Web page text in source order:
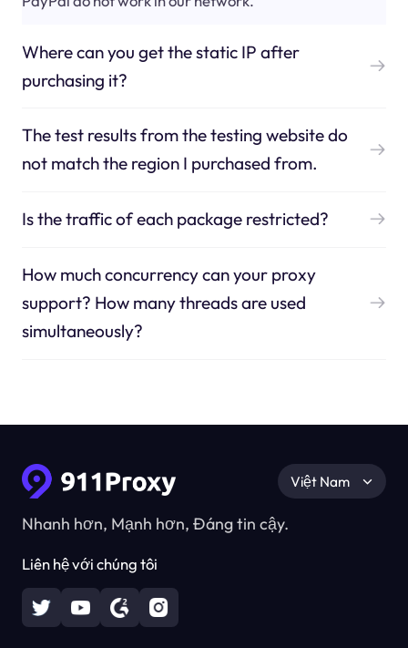
Where can you get the static IP after
purchasing it?
The test results from the testing website do
not match the region I purchased from.
Is the traffic of each package restricted?
How much concurrency can your proxy
support? How many threads are used
simultaneously?
Nhanh hơn, Mạnh hơn, Đáng tin cậy.
Liên hệ với chúng tôi
Việt Nam